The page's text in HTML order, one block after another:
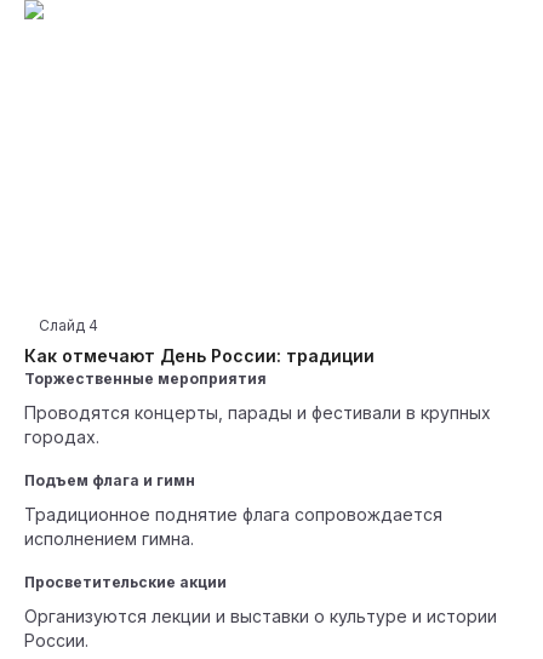
Как отмечают День России: традиции
Слайд 4
Торжественные мероприятия
Проводятся концерты, парады и фестивали в крупных
городах.
Подъем флага и гимн
Традиционное поднятие флага сопровождается
исполнением гимна.
Просветительские акции
Организуются лекции и выставки о культуре и истории
России.